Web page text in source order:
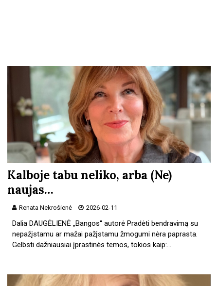
Kalboje tabu neliko, arba (Ne)
naujas…
Renata Nekrošienė 2026-02-11
Dalia DAUGĖLIENĖ „Bangos“ autorė Pradėti bendravimą su
nepažįstamu ar mažai pažįstamu žmogumi nėra paprasta.
Gelbsti dažniausiai įprastinės temos, tokios kaip:…